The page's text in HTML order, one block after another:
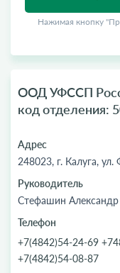
Нажимая кнопку
ООД УФССП
код отделения:
Адрес
248023, г. Калуга,
Руководитель
Стефашин Александр
Телефон
+7(4842)54-24-69
+7(4842)54-08-87